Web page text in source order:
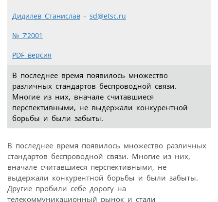
Дидилев Станислав - sd@etsc.ru
№ 7’2001
PDF версия
В последнее время появилось множество
различных стандартов беспроводной связи.
Многие из них, вначале считавшиеся
перспективными, не выдержали конкурентной
борьбы и были забыты.
В последнее время появилось множество различных
стандартов беспроводной связи. Многие из них,
вначале считавшиеся перспективными, не
выдержали конкурентной борьбы и были забыты.
Другие пробили себе дорогу на
телекоммуникационный рынок и стали